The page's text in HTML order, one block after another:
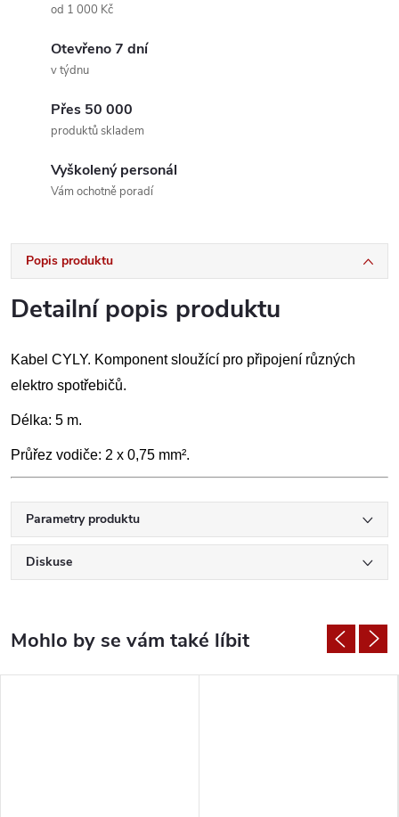
od 1 000 Kč
Otevřeno 7 dní
v týdnu
Přes 50 000
produktů skladem
Vyškolený personál
Vám ochotně poradí
Popis produktu
Detailní popis produktu
Kabel CYLY. Komponent sloužící pro připojení různých
elektro spotřebičů.
Délka: 5 m.
Průřez vodiče: 2 x 0,75 mm².
Parametry produktu
Diskuse